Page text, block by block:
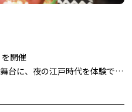
開催
台に、夜の江戸時代を体験でき